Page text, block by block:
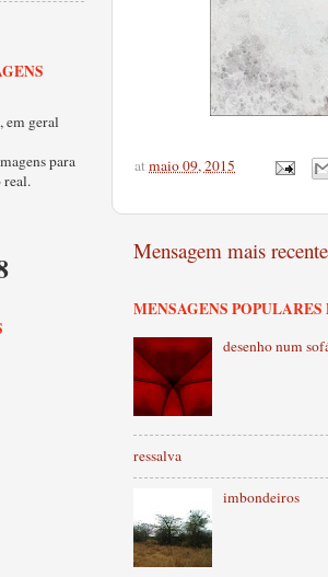
atmaio 09, 2015
Mensagem mais recente
MENSAGENS
desenho num
ressalva
imbondeiros
em geral
para
real.